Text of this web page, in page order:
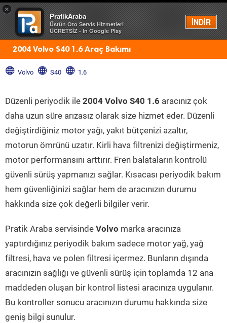
×
PratikAraba
Üstün Oto Servis Hizmetleri
ÜCRETSİZ - In Google Play
İNDİR
Menü
2004 Volvo S40 1.6 Araç Bakımı
Volvo S40 1.6
Düzenli periyodik ile 2004 Volvo S40 1.6 aracınız çok
daha uzun süre arızasız olarak size hizmet eder. Düzenli
değiştirdiğiniz motor yağı, yakıt bütçenizi azaltır,
motorun ömrünü uzatır. Kirli hava filtrenizi değiştirmeniz,
motor performansını arttırır. Fren balataların kontrolü
güvenli sürüş yapmanızı sağlar. Kısacası periyodik bakım
hem güvenliğinizi sağlar hem de aracınızın durumu
hakkında size çok değerli bilgiler verir.
Pratik Araba servisinde Volvo marka aracınıza
yaptırdığınız periyodik bakım sadece motor yağ, yağ
filtresi, hava ve polen filtresi içermez. Bunların dışında
aracınızın sağlığı ve güvenli sürüş için toplamda 12 ana
maddeden oluşan bir kontrol listesi aracınıza uygulanır.
Bu kontroller sonucu aracınızın durumu hakkında size
geniş bilgi sunulur.